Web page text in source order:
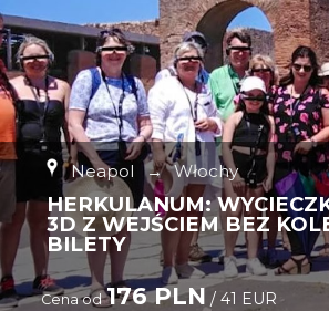
Neapol → Włochy
HERKULANUM:
3D Z WEJŚCIEM BEZ
BILETY
Cena od 176 PLN/ 41 EUR